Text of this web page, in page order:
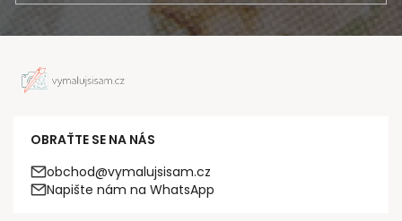
OBRAŤTE SE NA NÁS
obchod@vymalujsisam.cz
Napište nám na WhatsApp